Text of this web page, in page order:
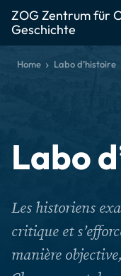
ZOG Zentrum für
Geschichte
Home Labo d’histoire
Labo
Les historiens
critique et
manière